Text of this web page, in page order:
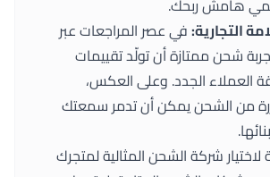
التجارية:في عصر المراجعات عبر
شحن ممتازة أن تولّد تقييمات
العملاء الجدد. وعلى العكس،
من الشحن يمكن أن تدمر سمعتك
لاختيار شركة الشحن المثالية لمتجرك